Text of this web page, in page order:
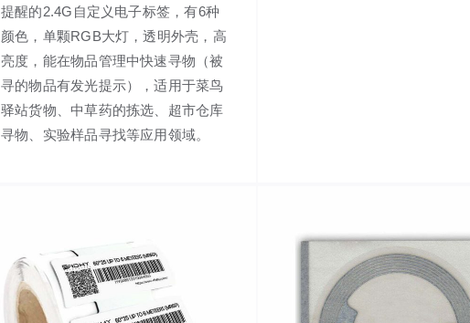
提醒的2.4G自定义电子标签，有6种
颜色，单颗RGB大灯，透明外壳，高
亮度，能在物品管理中快速寻物（被
寻的物品有发光提示），适用于菜鸟
驿站货物、中草药的拣选、超市仓库
寻物、实验样品寻找等应用领域。